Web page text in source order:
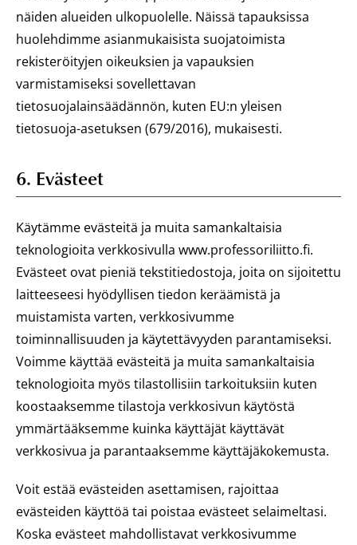
näiden alueiden ulkopuolelle. Näissä tapauksissa
huolehdimme asianmukaisista suojatoimista
rekisteröityjen oikeuksien ja vapauksien
varmistamiseksi sovellettavan
tietosuojalainsäädännön, kuten EU:n yleisen
tietosuoja-asetuksen (679/2016), mukaisesti.
6. Evästeet
Käytämme evästeitä ja muita samankaltaisia
teknologioita verkkosivulla www.professoriliitto.fi.
Evästeet ovat pieniä tekstitiedostoja, joita on sijoitettu
laitteeseesi hyödyllisen tiedon keräämistä ja
muistamista varten, verkkosivumme
toiminnallisuuden ja käytettävyyden parantamiseksi.
Voimme käyttää evästeitä ja muita samankaltaisia
teknologioita myös tilastollisiin tarkoituksiin kuten
koostaaksemme tilastoja verkkosivun käytöstä
ymmärtääksemme kuinka käyttäjät käyttävät
verkkosivua ja parantaaksemme käyttäjäkokemusta.
Voit estää evästeiden asettamisen, rajoittaa
evästeiden käyttöä tai poistaa evästeet selaimeltasi.
Koska evästeet mahdollistavat verkkosivumme